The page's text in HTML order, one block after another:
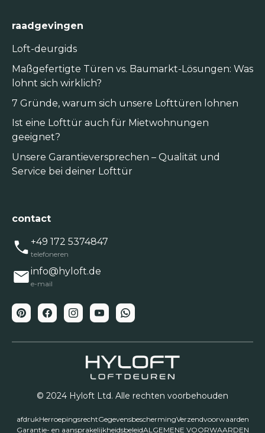
raadgevingen
Loft-deurgids
Maßgefertigte Türen vs. Baumarkt-Lösungen: Was
lohnt sich wirklich?
7 Gründe, warum sich unsere Lofttüren lohnen
Ist eine Lofttür auch für Mietwohnungen
geeignet?
Unsere Garantieversprechen – Qualität und
Service bei deiner Lofttür
contact
+49 172 5374847
telefoneren
info@hyloft.de
e-mail
© 2024 Hyloft Ltd. Alle rechten voorbehouden
afdrukHerroepingsrechtGegevensbeschermingVerzendvoorwaarden
Garantie- en aansprakelijkheidsbeleidALGEMENE VOORWAARDEN